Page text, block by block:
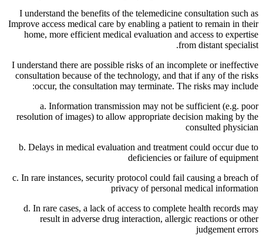
I understand the benefits of the telemedicine consultation such as
Improve access medical care by enabling a patient to remain in their
home, more efficient medical evaluation and access to expertise
from distant specialist.
I understand there are possible risks of an incomplete or ineffective
consultation because of the technology, and that if any of the risks
occur, the consultation may terminate. The risks may include:
a. Information transmission may not be sufficient (e.g. poor
resolution of images) to allow appropriate decision making by the
consulted physician
b. Delays in medical evaluation and treatment could occur due to
deficiencies or failure of equipment
c. In rare instances, security protocol could fail causing a breach of
privacy of personal medical information
d. In rare cases, a lack of access to complete health records may
result in adverse drug interaction, allergic reactions or other
judgement errors